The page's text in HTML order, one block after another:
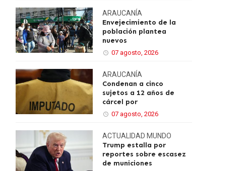
ARAUCANÍA
Envejecimiento de la
población plantea
nuevos
07 agosto, 2026
ARAUCANÍA
Condenan a cinco
sujetos a 12 años de
cárcel por
07 agosto, 2026
ACTUALIDAD MUNDO
Trump estalla por
reportes sobre escasez
de municiones